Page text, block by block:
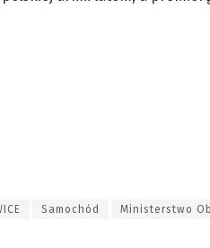
Samochód Ministerstwo